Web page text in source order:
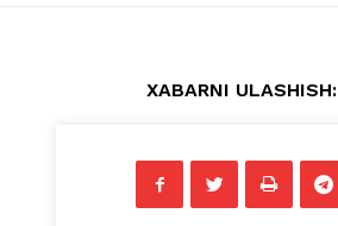
XABARNI ULASHISH: